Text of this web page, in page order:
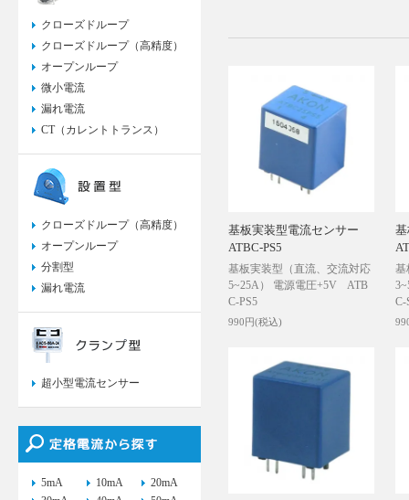
基板実装型電流センサー
ATBC-PS5
基板実装型（直流、交流対応
5~25A） 電源電圧+5V ATB
C-PS5
990円(税込)
基
C-
クローズドループ
クローズドループ（高精度）
オープンループ
微小電流
漏れ電流
CT（カレントトランス）
クローズドループ（高精度）
オープンループ
分割型
漏れ電流
超小型電流センサー
5mA 10mA
20mA